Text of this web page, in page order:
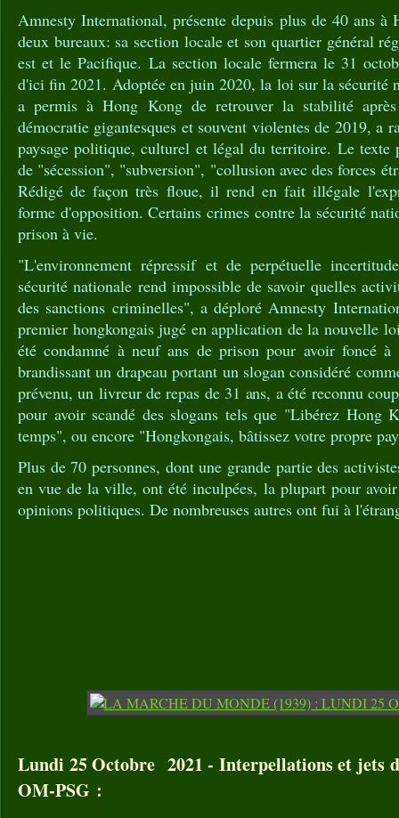
Amnesty International, présente depuis plus de 40 ans à
deux bureaux: sa section locale et son quartier général
est et le Pacifique. La section locale fermera le 31
d'ici fin 2021. Adoptée en juin 2020, la loi sur la sécurité
a permis à Hong Kong de retrouver la stabilité
démocratie gigantesques et souvent violentes de 2019, a
paysage politique, culturel et légal du territoire. Le
de "sécession", "subversion", "collusion avec des forces
Rédigé de façon très floue, il rend en fait illégale
forme d'opposition. Certains crimes contre la sécurité
prison à vie.
"L'environnement répressif et de perpétuelle
sécurité nationale rend impossible de savoir quelles
des sanctions criminelles", a déploré Amnesty
premier hongkongais jugé en application de la nouvelle
été condamné à neuf ans de prison pour avoir foncé
brandissant un drapeau portant un slogan considéré
prévenu, un livreur de repas de 31 ans, a été reconnu
pour avoir scandé des slogans tels que "Libérez Hong
temps", ou encore "Hongkongais, bâtissez votre propre
Plus de 70 personnes, dont une grande partie des
en vue de la ville, ont été inculpées, la plupart pour
opinions politiques. De nombreuses autres ont fui à
Lundi 25 Octobre 2021 - Interpellations et jets
OM-PSG :